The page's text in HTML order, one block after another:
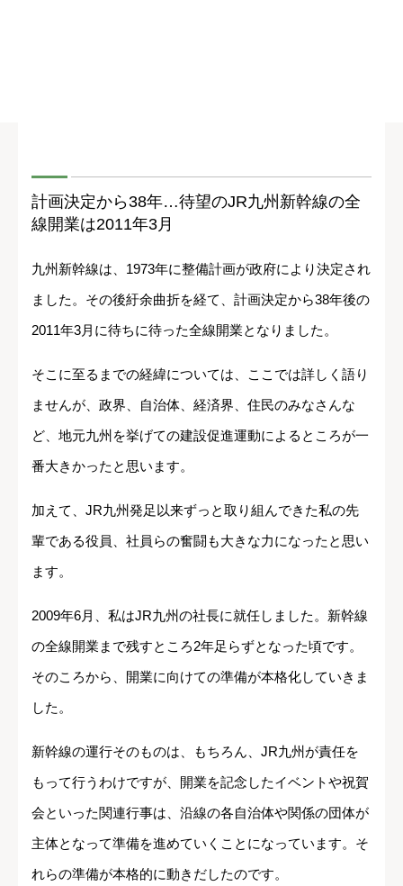
計画決定から38年…待望のJR九州新幹線の全
線開業は2011年3月
九州新幹線は、1973年に整備計画が政府により決定され
ました。その後紆余曲折を経て、計画決定から38年後の
2011年3月に待ちに待った全線開業となりました。
そこに至るまでの経緯については、ここでは詳しく語り
ませんが、政界、自治体、経済界、住民のみなさんな
ど、地元九州を挙げての建設促進運動によるところが一
番大きかったと思います。
加えて、JR九州発足以来ずっと取り組んできた私の先
輩である役員、社員らの奮闘も大きな力になったと思い
ます。
2009年6月、私はJR九州の社長に就任しました。新幹線
の全線開業まで残すところ2年足らずとなった頃です。
そのころから、開業に向けての準備が本格化していきま
した。
新幹線の運行そのものは、もちろん、JR九州が責任を
もって行うわけですが、開業を記念したイベントや祝賀
会といった関連行事は、沿線の各自治体や関係の団体が
主体となって準備を進めていくことになっています。そ
れらの準備が本格的に動きだしたのです。